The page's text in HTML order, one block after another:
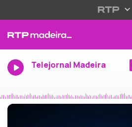
Telejornal Madeira